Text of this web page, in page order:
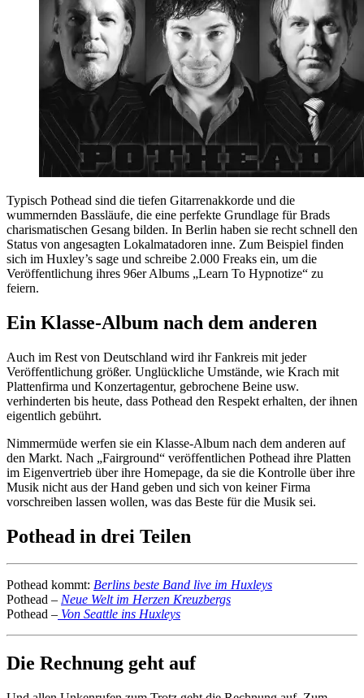
Typisch Pothead sind die tiefen Gitarrenakkorde und die
wummernden Bassläufe, die eine perfekte Grundlage für Brads
charismatischen Gesang bilden. In Berlin haben sie recht schnell den
Status von angesagten Lokalmatadoren inne. Zum Beispiel finden
sich im Huxley’s sage und schreibe 2.000 Freaks ein, um die
Veröffentlichung ihres 96er Albums „Learn To Hypnotize“ zu
feiern.
Ein Klasse-Album nach dem anderen
Auch im Rest von Deutschland wird ihr Fankreis mit jeder
Veröffentlichung größer. Unglückliche Umstände, wie Krach mit
Plattenfirma und Konzertagentur, gebrochene Beine usw.
verhinderten bis heute, dass Pothead den Respekt erhalten, der ihnen
eigentlich gebührt.
Nimmermüde werfen sie ein Klasse-Album nach dem anderen auf
den Markt. Nach „Fairground“ veröffentlichen Pothead ihre Platten
im Eigenvertrieb über ihre Homepage, da sie die Kontrolle über ihre
Musik nicht aus der Hand geben und sich von keiner Firma
vorschreiben lassen wollen, was das Beste für die Musik sei.
Pothead in drei Teilen
Pothead kommt: Berlins beste Band live im Huxleys
Pothead – Neue Welt im Herzen Kreuzbergs
Pothead – Von Seattle ins Huxleys
Die Rechnung geht auf